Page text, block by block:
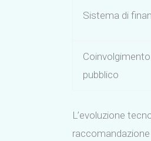
Sistema di
pubblico
L’evoluzione